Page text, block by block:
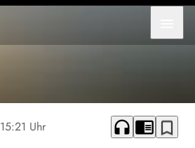
Uhr headphones chrome_reader_mode bookmark_border